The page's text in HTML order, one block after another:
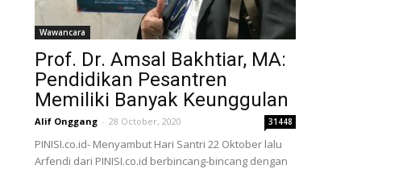
Wawancara
Prof. Dr. Amsal Bakhtiar, MA:
Pendidikan Pesantren
Memiliki Banyak Keunggulan
Alif Onggang - 28 October, 2020 31448
PINISI.co.id- Menyambut Hari Santri 22 Oktober lalu
Arfendi dari PINISI.co.id berbincang-bincang dengan